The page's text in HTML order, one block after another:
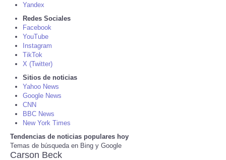
CONTACT
SEARCH
SHOPPING
Daily Deals
RobinsPost Store
Refund Policy
Yandex
Redes Sociales
Facebook
YouTube
Instagram
TikTok
X (Twitter)
Sitios de noticias
Yahoo News
Google News
CNN
BBC News
New York Times
Tendencias de noticias populares hoy
Temas de búsqueda en Bing y Google
Carson Beck